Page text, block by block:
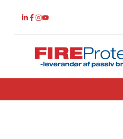
indhold